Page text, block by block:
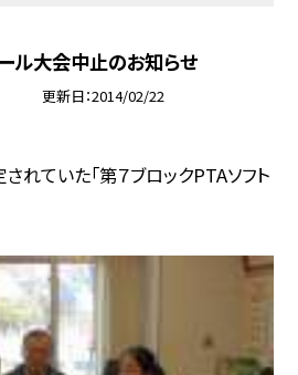
ル大会中止のお知らせ
更新日 2014/02/22
されていた「第７ブロックPTAソフト